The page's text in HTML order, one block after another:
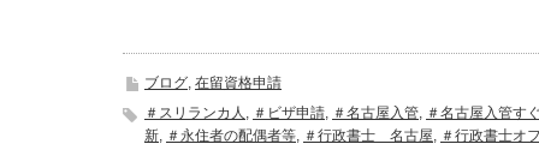
ブログ 在留資格申請
＃スリランカ人
＃ビザ申請 ＃名古屋入管 ＃名古屋入管すぐ
新
＃永住者の配偶者等 ＃行政書士 名古屋 ＃行政書士オ